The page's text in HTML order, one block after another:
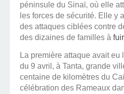
péninsule du Sinaï, où elle
les forces de sécurité. Elle y
des attaques ciblées contre
des dizaines de familles à fuir
La première attaque avait eu
du 9 avril, à Tanta, grande
centaine de kilomètres du
célébration des Rameaux